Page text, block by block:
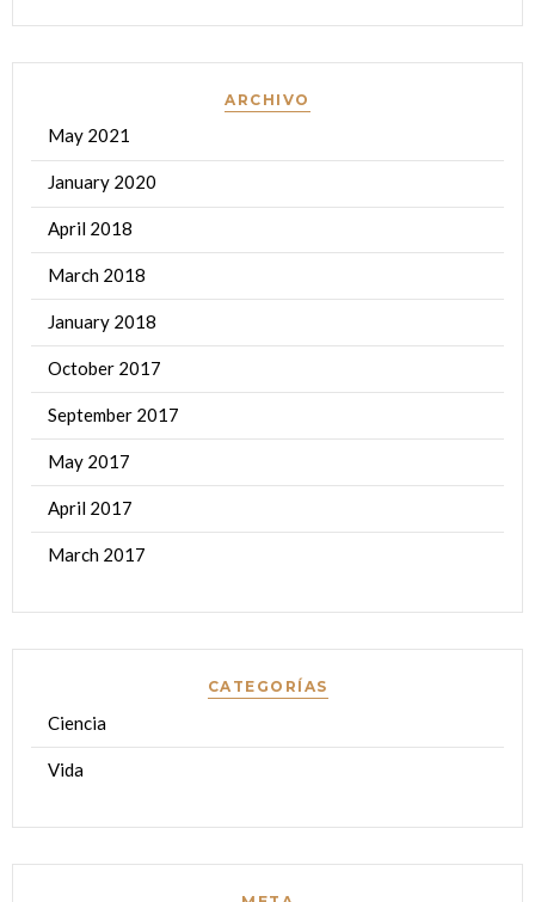
ARCHIVO
May 2021
January 2020
April 2018
March 2018
January 2018
October 2017
September 2017
May 2017
April 2017
March 2017
CATEGORÍAS
Ciencia
Vida